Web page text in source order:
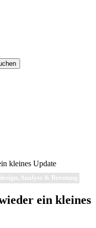
kleines Update
Analyse & Beratung
ein kleines